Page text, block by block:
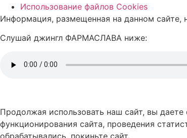
Использование файлов Cookies
Информация, размещенная на данном сайте,
Слушай джингл ФАРМАСЛАВА ниже:
Продолжая использовать наш сайт, вы даете
функционирования сайта, проведения
обрабатывались, покиньте сайт.